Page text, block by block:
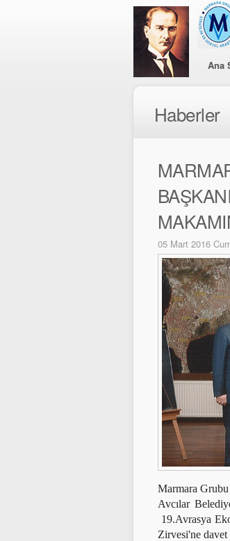
Ana
Haberler
05 Mart 2016
Marmara
Avcılar
19.Avrasya
Zirvesi'ne davet